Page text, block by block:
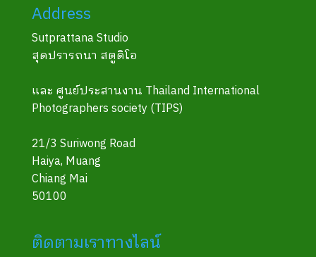
Address
Sutprattana Studio
สุดปรารถนา สตูดิโอ
และ ศูนย์ประสานงาน Thailand International
Photographers society (TIPS)
21/3 Suriwong Road
Haiya, Muang
Chiang Mai
50100
ติดตามเราทางไลน์